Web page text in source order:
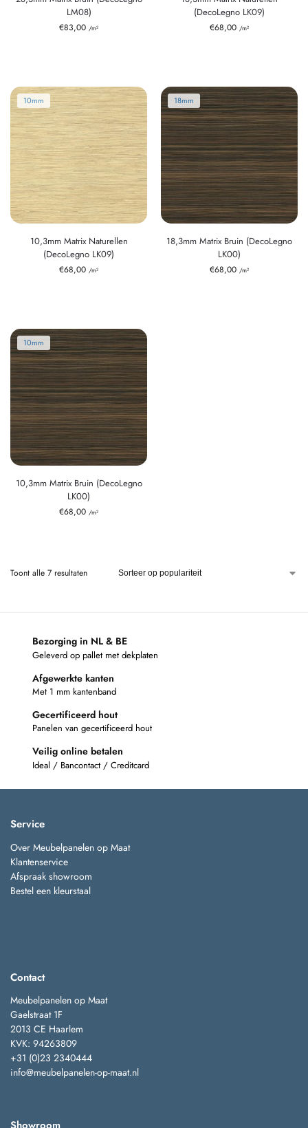
LM08)
€83,00 /m²
(DecoLegno LK09)
€68,00 /m²
10mm
10,3mm Matrix Naturellen
(DecoLegno LK09)
€68,00 /m²
18mm
18,3mm Matrix Bruin (DecoLegno
LK00)
€68,00 /m²
10mm
10,3mm Matrix Bruin (DecoLegno
LK00)
€68,00 /m²
Toont alle 7 resultaten
Bezorging in NL & BE
Geleverd op pallet met dekplaten
Afgewerkte kanten
Met 1 mm kantenband
Gecertificeerd hout
Panelen van gecertificeerd hout
Veilig online betalen
Ideal / Bancontact / Creditcard
Service
Over Meubelpanelen op Maat
Klantenservice
Afspraak showroom
Bestel een kleurstaal
Contact
Meubelpanelen op Maat
Gaelstraat 1F
2013 CE Haarlem
KVK: 94263809
+31 (0)23 2340444
info@meubelpanelen-op-maat.nl